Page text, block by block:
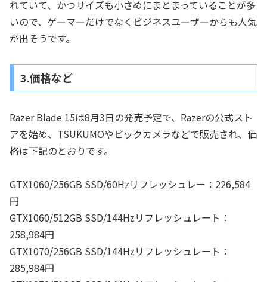
れていて、かつサイズも小さめにまとまっていることが多
いので、ゲーマーだけでなくビジネスユーザーからも人気
が出そうです。
3.価格など
Razer Blade 15は8月3日の発売予定で、Razerの公式スト
アを始め、TSUKUMOやビックカメラなどで販売され、価
格は下記のとおりです。
GTX1060/256GB SSD/60Hzリフレッシュレー：226,584
円
GTX1060/512GB SSD/144Hzリフレッシュレート：
258,984円
GTX1070/256GB SSD/144Hzリフレッシュレート：
285,984円